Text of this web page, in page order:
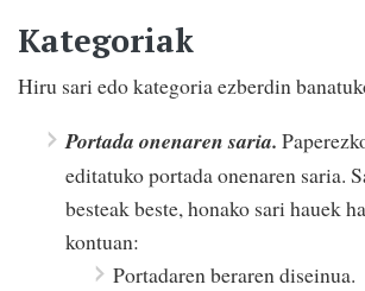
Kategoriak
Hiru sari edo kategoria ezberdin
Portada onenaren saria.
editatuko portada onenaren saria.
besteak beste, honako sari hauek
kontuan:
Portadaren beraren diseinua.